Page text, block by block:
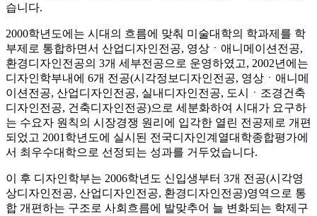
습니다.
2000학년도에는 시대의 흐름에 맞춰 미술대학의 학과제를 학
부제로 통합하면서 산업디자인전공, 영상ㆍ애니메이션전공,
환경디자인전공의 3개 세부전공으로 운영하였고, 2002년에는
디자인학부내에 6개 전공(시각정보디자인전공, 영상ㆍ애니메
이션전공, 산업디자인전공, 실내디자인전공, 도시ㆍ조경건축
디자인전공, 건축디자인전공)으로 세분화하여 시대가 요구하
는 수요자 원칙의 시장경쟁 원리에 입각한 열린 전공제로 개편
되었고 2001학년도에 실시된 전국디자인계열대학종합평가에
서 최우수대학으로 선정되는 성과를 거두었습니다.
이 후 디자인학부는 2006학년도 신입생부터 3개 전공(시각영
상디자인전공, 산업디자인전공, 환경디자인전공)영역으로 통
합 개편하는 구조로 사회흐름에 발맞추어 늘 변화되는 학제구